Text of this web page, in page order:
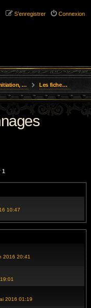
Connexion
S’enregistrer
Scénarios Courts Les fiches des Personnages Joueurs
1
10:47
2016 20:41
2016 01:19